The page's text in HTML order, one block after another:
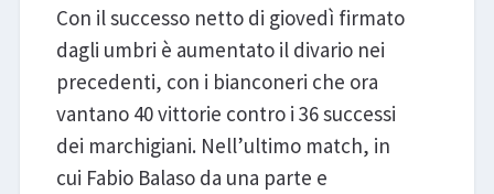
Con il successo netto di giovedì firmato
dagli umbri è aumentato il divario nei
precedenti, con i bianconeri che ora
vantano 40 vittorie contro i 36 successi
dei marchigiani. Nell’ultimo match, in
cui Fabio Balaso da una parte e